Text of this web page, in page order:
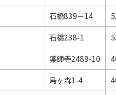
石橋839－14
石橋238-1
薬師寺2489-10
烏ヶ森1-4